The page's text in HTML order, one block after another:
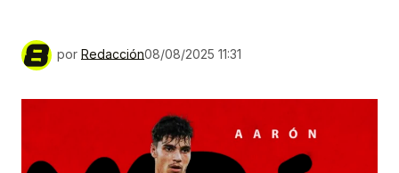
por Redacción08/08/2025 11:31